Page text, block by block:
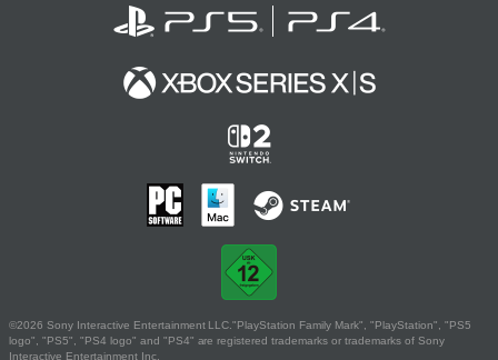
©2026 Sony Interactive Entertainment LLC."PlayStation Family Mark", "PlayStation", "PS5
logo", "PS5", "PS4 logo" and "PS4" are registered trademarks or trademarks of Sony
Interactive Entertainment Inc.